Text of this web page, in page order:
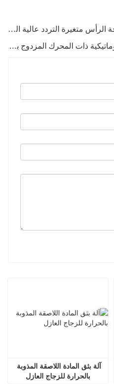
سابق : CNC ثلاثة محاور مزدوجة الرأس متغيرة التردد عالية السرعة فتحة المياه الطحن
التالي : آلة تشديد المسمار الأوتوماتيكية ذات المحرك المزدوج باستخدام الحاسب الآلي
بالحرارة للزجاج العازل